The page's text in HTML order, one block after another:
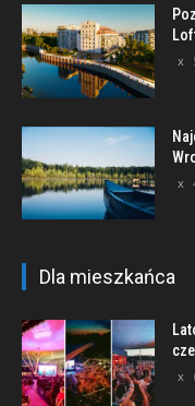
Dla mieszkańca